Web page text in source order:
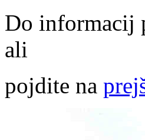
Do informacij
ali
pojdite na